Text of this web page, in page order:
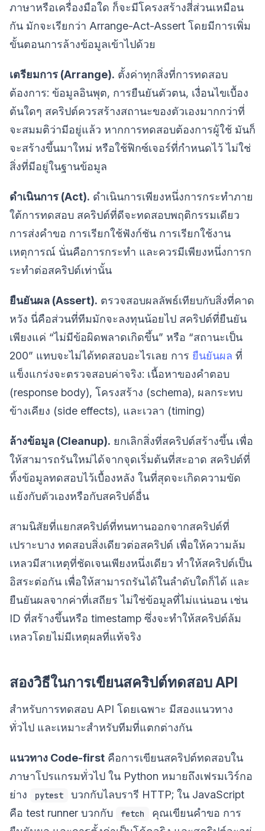
ภาษาหรือเครื่องมือใด ก็จะมีโครงสร้างสี่ส่วนเหมือน
กัน มักจะเรียกว่า Arrange-Act-Assert โดยมีการเพิ่ม
ขั้นตอนการล้างข้อมูลเข้าไปด้วย
เตรียมการ (Arrange). ตั้งค่าทุกสิ่งที่การทดสอบ
ต้องการ: ข้อมูลอินพุต, การยืนยันตัวตน, เงื่อนไขเบื้อง
ต้นใดๆ สคริปต์ควรสร้างสถานะของตัวเองมากกว่าที่
จะสมมติว่ามีอยู่แล้ว หากการทดสอบต้องการผู้ใช้ มันก็
จะสร้างขึ้นมาใหม่ หรือใช้ฟิกซ์เจอร์ที่กำหนดไว้ ไม่ใช่
สิ่งที่มีอยู่ในฐานข้อมูล
ดำเนินการ (Act). ดำเนินการเพียงหนึ่งการกระทำภาย
ใต้การทดสอบ สคริปต์ที่ดีจะทดสอบพฤติกรรมเดียว
การส่งคำขอ การเรียกใช้ฟังก์ชัน การเรียกใช้งาน
เหตุการณ์ นั่นคือการกระทำ และควรมีเพียงหนึ่งการก
ระทำต่อสคริปต์เท่านั้น
ยืนยันผล (Assert). ตรวจสอบผลลัพธ์เทียบกับสิ่งที่คาด
หวัง นี่คือส่วนที่ทีมมักจะลงทุนน้อยไป สคริปต์ที่ยืนยัน
เพียงแค่ “ไม่มีข้อผิดพลาดเกิดขึ้น” หรือ “สถานะเป็น
200” แทบจะไม่ได้ทดสอบอะไรเลย การ ยืนยันผล ที่
แข็งแกร่งจะตรวจสอบค่าจริง: เนื้อหาของคำตอบ
(response body), โครงสร้าง (schema), ผลกระทบ
ข้างเคียง (side effects), และเวลา (timing)
ล้างข้อมูล (Cleanup). ยกเลิกสิ่งที่สคริปต์สร้างขึ้น เพื่อ
ให้สามารถรันใหม่ได้จากจุดเริ่มต้นที่สะอาด สคริปต์ที่
ทิ้งข้อมูลทดสอบไว้เบื้องหลัง ในที่สุดจะเกิดความขัด
แย้งกับตัวเองหรือกับสคริปต์อื่น
สามนิสัยที่แยกสคริปต์ที่ทนทานออกจากสคริปต์ที่
เปราะบาง ทดสอบสิ่งเดียวต่อสคริปต์ เพื่อให้ความล้ม
เหลวมีสาเหตุที่ชัดเจนเพียงหนึ่งเดียว ทำให้สคริปต์เป็น
อิสระต่อกัน เพื่อให้สามารถรันได้ในลำดับใดก็ได้ และ
ยืนยันผลจากค่าที่เสถียร ไม่ใช่ข้อมูลที่ไม่แน่นอน เช่น
ID ที่สร้างขึ้นหรือ timestamp ซึ่งจะทำให้สคริปต์ล้ม
เหลวโดยไม่มีเหตุผลที่แท้จริง
สองวิธีในการเขียนสคริปต์ทดสอบ API
สำหรับการทดสอบ API โดยเฉพาะ มีสองแนวทาง
ทั่วไป และเหมาะสำหรับทีมที่แตกต่างกัน
แนวทาง Code-first คือการเขียนสคริปต์ทดสอบใน
ภาษาโปรแกรมทั่วไป ใน Python หมายถึงเฟรมเวิร์กอ
ย่าง
pytest
บวกกับไลบรารี HTTP; ใน JavaScript
คือ test runner บวกกับ
fetch
คุณเขียนคำขอ การ